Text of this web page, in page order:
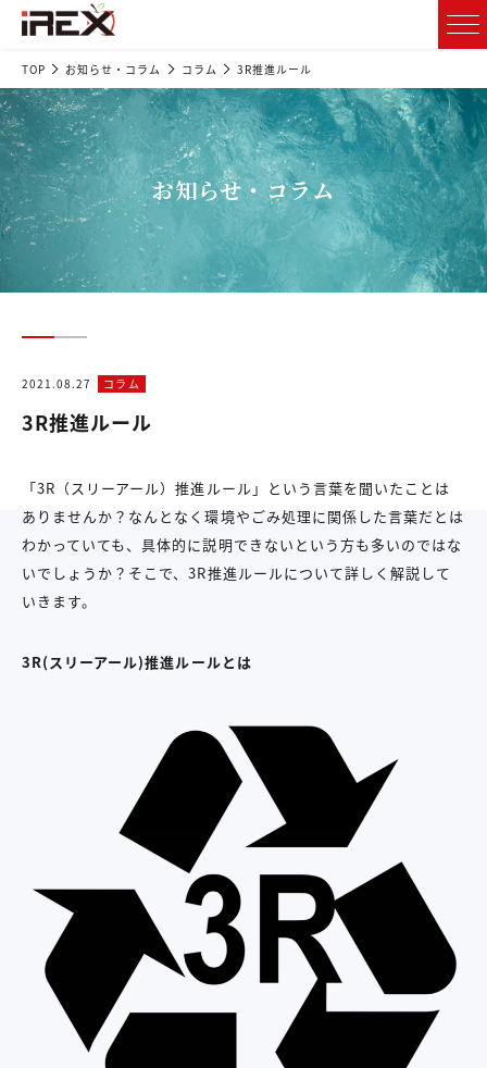
TOP お知らせ・コラム コラム 3R推進ルール
お知らせ・コラム
2021.08.27 コラム
3R推進ルール
「3R（スリーアール）推進ルール」という言葉を聞いたことは
ありませんか？なんとなく環境やごみ処理に関係した言葉だとは
わかっていても、具体的に説明できないという方も多いのではな
いでしょうか？そこで、3R推進ルールについて詳しく解説して
いきます。
3R(スリーアール)推進ルールとは